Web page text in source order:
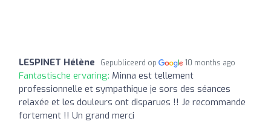
LESPINET Hélène Gepubliceerd op 10 months ago
Fantastische ervaring: Minna est tellement
professionnelle et sympathique je sors des séances
relaxée et les douleurs ont disparues !! Je recommande
fortement !! Un grand merci